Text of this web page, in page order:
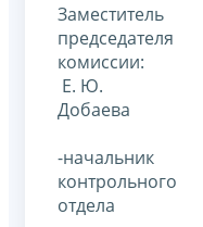
Заместитель
председателя
комиссии:
Е. Ю.
Добаева
-начальник
контрольного
отдела